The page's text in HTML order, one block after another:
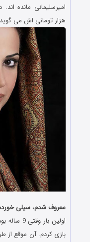
هزار تومانی اش می
معروف شدم، سیلی
اولین
بازی کردم. آن موقع از